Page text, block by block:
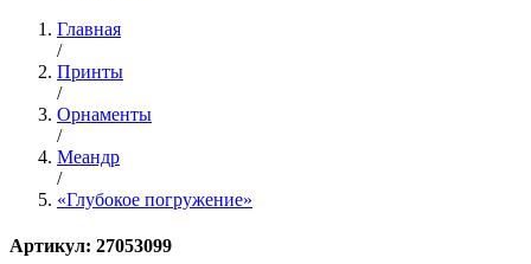
Главная
/
Принты
/
Орнаменты
/
Меандр
/
«Глубокое погружение»
Артикул: 27053099